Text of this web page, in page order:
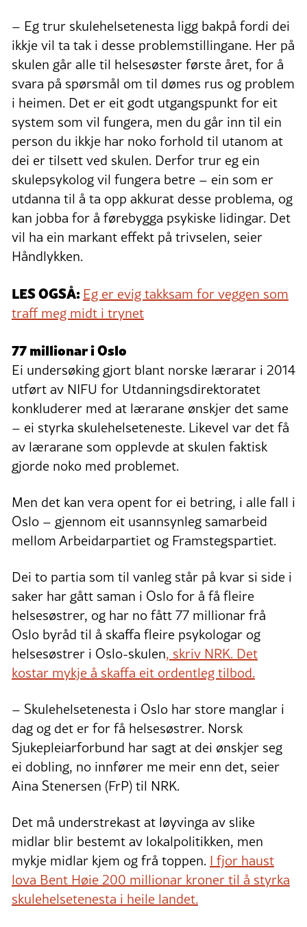
– Eg trur skulehelsetenesta ligg bakpå fordi dei
ikkje vil ta tak i desse problemstillingane. Her på
skulen går alle til helsesøster første året, for å
svara på spørsmål om til dømes rus og problem
i heimen. Det er eit godt utgangspunkt for eit
system som vil fungera, men du går inn til ein
person du ikkje har noko forhold til utanom at
dei er tilsett ved skulen. Derfor trur eg ein
skulepsykolog vil fungera betre – ein som er
utdanna til å ta opp akkurat desse problema, og
kan jobba for å førebygga psykiske lidingar. Det
vil ha ein markant effekt på trivselen, seier
Håndlykken.
LES OGSÅ: Eg er evig takksam for veggen som
traff meg midt i trynet
77 millionar i Oslo
Ei undersøking gjort blant norske lærarar i 2014
utført av NIFU for Utdanningsdirektoratet
konkluderer med at lærarane ønskjer det same
– ei styrka skulehelseteneste. Likevel var det få
av lærarane som opplevde at skulen faktisk
gjorde noko med problemet.
Men det kan vera opent for ei betring, i alle fall i
Oslo – gjennom eit usannsynleg samarbeid
mellom Arbeidarpartiet og Framstegspartiet.
Dei to partia som til vanleg står på kvar si side i
saker har gått saman i Oslo for å få fleire
helsesøstrer, og har no fått 77 millionar frå
Oslo byråd til å skaffa fleire psykologar og
helsesøstrer i Oslo-skulen, skriv NRK. Det
kostar mykje å skaffa eit ordentleg tilbod.
– Skulehelsetenesta i Oslo har store manglar i
dag og det er for få helsesøstrer. Norsk
Sjukepleiarforbund har sagt at dei ønskjer seg
ei dobling, no innfører me meir enn det, seier
Aina Stenersen (FrP) til NRK.
Det må understrekast at løyvinga av slike
midlar blir bestemt av lokalpolitikken, men
mykje midlar kjem og frå toppen. I fjor haust
lova Bent Høie 200 millionar kroner til å styrka
skulehelsetenesta i heile landet.